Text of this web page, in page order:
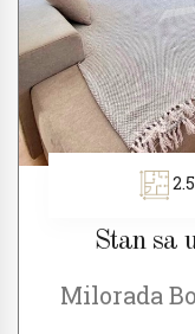
2.5
Stan sa
Milorada